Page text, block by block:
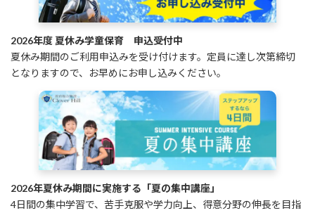
2026年度 夏休み学童保育 申込受付中
夏休み期間のご利用申込みを受け付けます。定員に達し次第締切
となりますので、お早めにお申し込みください。
2026年夏休み期間に実施する「夏の集中講座」
4日間の集中学習で、苦手克服や学力向上、得意分野の伸長を目指